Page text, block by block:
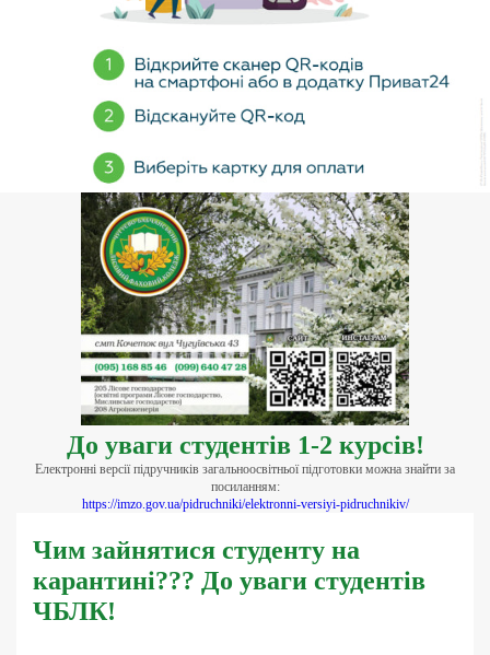
До уваги студентів 1-2 курсів!
Електронні версії підручників загальноосвітньої підготовки можна знайти за
посиланням:
https://imzo.gov.ua/pidruchniki/elektronni-versiyi-pidruchnikiv/
Чим зайнятися студенту на
карантині??? До уваги студентів
ЧБЛК!